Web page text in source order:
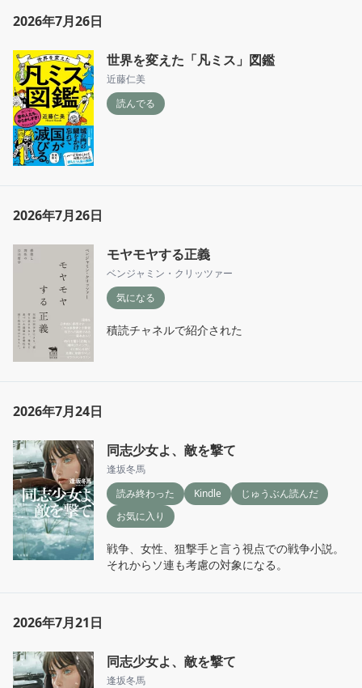
2026年7月26日
世界を変えた「凡ミス」図鑑
近藤仁美
読んでる
2026年7月26日
モヤモヤする正義
ベンジャミン・クリッツァー
気になる
積読チャネルで紹介された
2026年7月24日
同志少女よ、敵を撃て
逢坂冬馬
読み終わった
Kindle
じゅうぶん読んだ
お気に入り
戦争、女性、狙撃手と言う視点での戦争小説。
それからソ連も考慮の対象になる。
2026年7月21日
同志少女よ、敵を撃て
逢坂冬馬